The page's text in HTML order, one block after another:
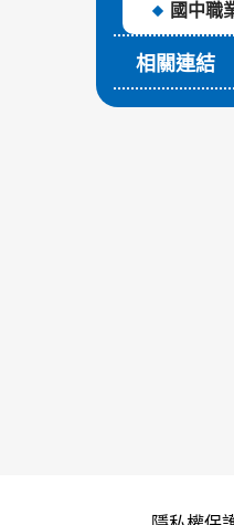
國中職
相關連結